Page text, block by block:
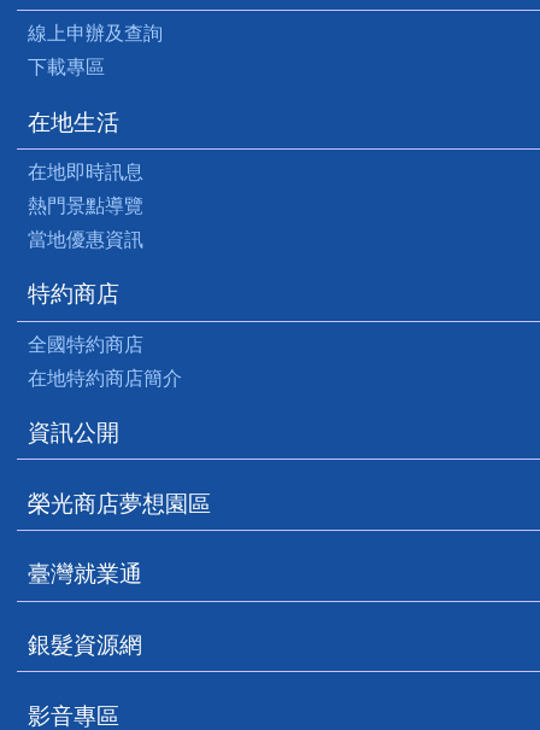
線上申辦及查詢
下載專區
在地生活
在地即時訊息
熱門景點導覽
當地優惠資訊
特約商店
全國特約商店
在地特約商店簡介
資訊公開
榮光商店夢想園區
臺灣就業通
銀髮資源網
影音專區